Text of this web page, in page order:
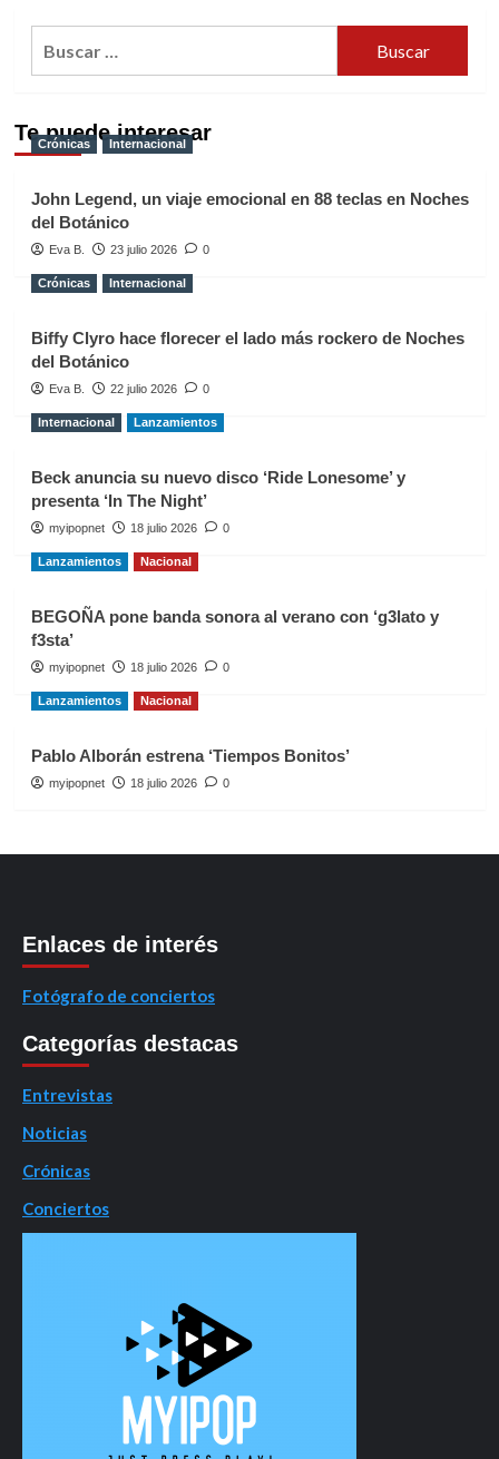
Te puede interesar
Crónicas Internacional
John Legend, un viaje emocional en 88 teclas en Noches
del Botánico
Eva B. 23 julio 2026 0
Crónicas Internacional
Biffy Clyro hace florecer el lado más rockero de Noches
del Botánico
Eva B. 22 julio 2026 0
Internacional Lanzamientos
Beck anuncia su nuevo disco ‘Ride Lonesome’ y
presenta ‘In The Night’
myipopnet 18 julio 2026 0
Lanzamientos Nacional
BEGOÑA pone banda sonora al verano con ‘g3lato y
f3sta’
myipopnet 18 julio 2026 0
Lanzamientos Nacional
Pablo Alborán estrena ‘Tiempos Bonitos’
myipopnet 18 julio 2026 0
Enlaces de interés
Fotógrafo de conciertos
Categorías destacas
Entrevistas
Noticias
Crónicas
Conciertos